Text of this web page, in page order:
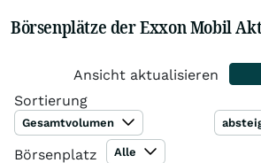
Börsenplätze der Exxon Mobil
Ansicht aktualisieren
Sortierung
Gesamtvolumen
Börsenplatz Alle